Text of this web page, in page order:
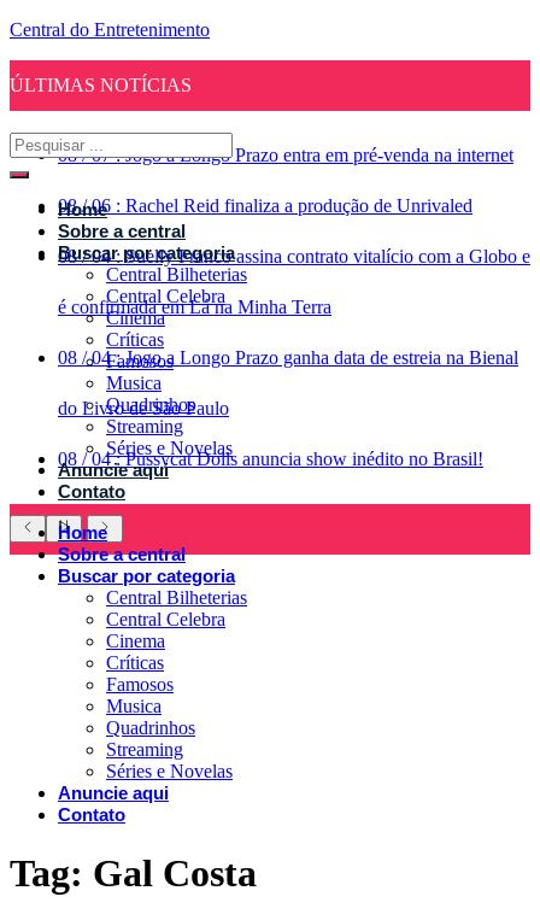
Central do Entretenimento
ÚLTIMAS NOTÍCIAS
08 / 07 : Jogo a Longo Prazo entra em pré-venda na internet
08 / 06 : Rachel Reid finaliza a produção de Unrivaled
08 / 04 : Suelly Franco assina contrato vitalício com a Globo e
é confirmada em Lá na Minha Terra
08 / 04 : Jogo a Longo Prazo ganha data de estreia na Bienal
do Livro de São Paulo
08 / 04 : Pussycat Dolls anuncia show inédito no Brasil!
Home
Sobre a central
Buscar por categoria
Central Bilheterias
Central Celebra
Cinema
Críticas
Famosos
Musica
Quadrinhos
Streaming
Séries e Novelas
Anuncie aqui
Contato
Home
Sobre a central
Buscar por categoria
Central Bilheterias
Central Celebra
Cinema
Críticas
Famosos
Musica
Quadrinhos
Streaming
Séries e Novelas
Anuncie aqui
Contato
Tag: Gal Costa